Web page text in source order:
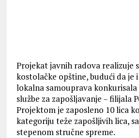
Projekat javnih radova realizuje
kostolačke opštine, budući da je
lokalna samouprava
službe za zapošljavanje – filijala
Projektom je zaposleno 10 lica
kategoriju teže zapošljivih lica,
stepenom stručne spreme.